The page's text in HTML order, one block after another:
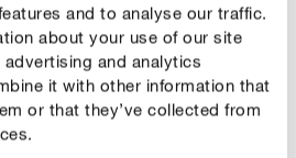
and to analyse our traffic.
about your use of our site
and analytics
it with other information that
or that they’ve collected from
arbustes aux bonbons
aux bonbons nécessitent-ils?